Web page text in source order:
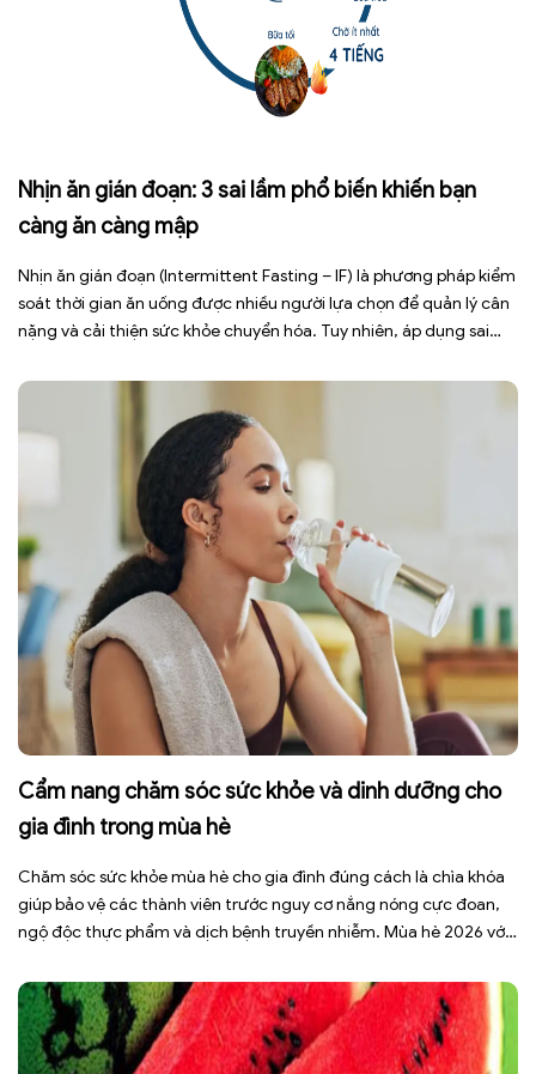
Nhịn ăn gián đoạn: 3 sai lầm phổ biến khiến bạn
càng ăn càng mập
Nhịn ăn gián đoạn (Intermittent Fasting – IF) là phương pháp kiểm
soát thời gian ăn uống được nhiều người lựa chọn để quản lý cân
nặng và cải thiện sức khỏe chuyển hóa. Tuy nhiên, áp dụng sai
sức, mất cơ […]
Cẩm nang chăm sóc sức khỏe và dinh dưỡng cho
gia đình trong mùa hè
Chăm sóc sức khỏe mùa hè cho gia đình đúng cách là chìa khóa
giúp bảo vệ các thành viên trước nguy cơ nắng nóng cực đoan,
ngộ độc thực phẩm và dịch bệnh truyền nhiễm. Mùa hè 2026 với
sức […]